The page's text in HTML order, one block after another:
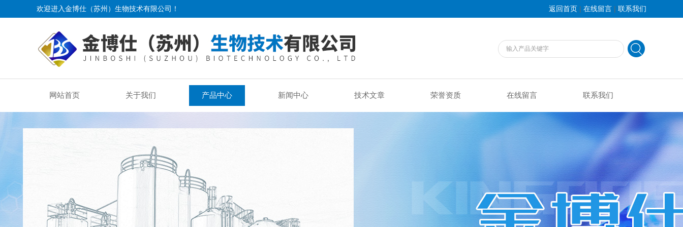
欢迎进入金博仕（苏州）生物技术有限公司！ 返回首页 | 在线留言 | 联系我们
网站首页 关于我们 产品中心 新闻中心 技术文章 荣誉资质 在线留言 联系我们